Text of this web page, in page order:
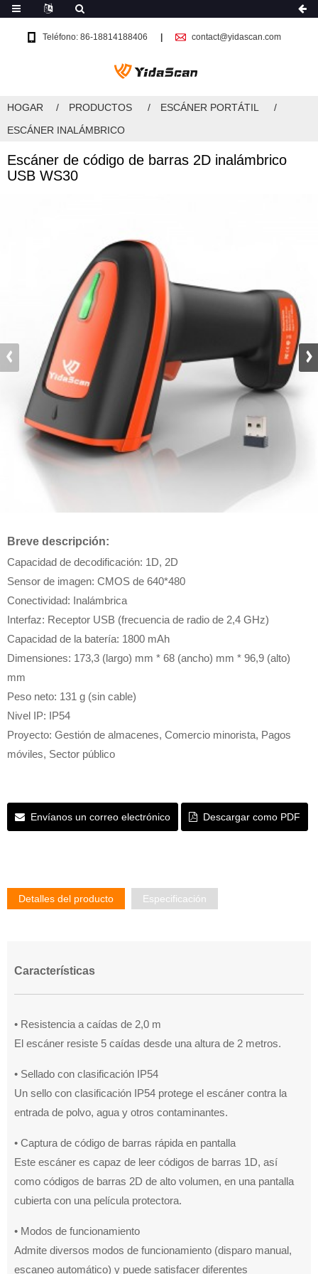
Teléfono: 86-18814188406 contact@yidascan.com
HOGAR PRODUCTOS
ESCÁNER PORTÁTIL
ESCÁNER INALÁMBRICO
Escáner de código de barras 2D inalámbrico
USB WS30
Breve descripción:
Capacidad de decodificación: 1D, 2D
Sensor de imagen: CMOS de 640*480
Conectividad: Inalámbrica
Interfaz: Receptor USB (frecuencia de radio de 2,4 GHz)
Capacidad de la batería: 1800 mAh
Dimensiones: 173,3 (largo) mm * 68 (ancho) mm * 96,9 (alto)
mm
Peso neto: 131 g (sin cable)
Nivel IP: IP54
Proyecto: Gestión de almacenes, Comercio minorista, Pagos
móviles, Sector público
Envíanos un correo electrónico Descargar como PDF
Detalles del producto Especificación
Características
• Resistencia a caídas de 2,0 m
El escáner resiste 5 caídas desde una altura de 2 metros.
• Sellado con clasificación IP54
Un sello con clasificación IP54 protege el escáner contra la
entrada de polvo, agua y otros contaminantes.
• Captura de código de barras rápida en pantalla
Este escáner es capaz de leer códigos de barras 1D, así
como códigos de barras 2D de alto volumen, en una pantalla
cubierta con una película protectora.
• Modos de funcionamiento
Admite diversos modos de funcionamiento (disparo manual,
escaneo automático) y puede satisfacer diferentes